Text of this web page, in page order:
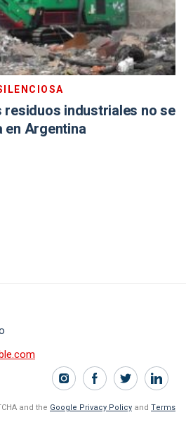
residuos industriales no se
Argentina
and the Google Privacy Policy and Terms